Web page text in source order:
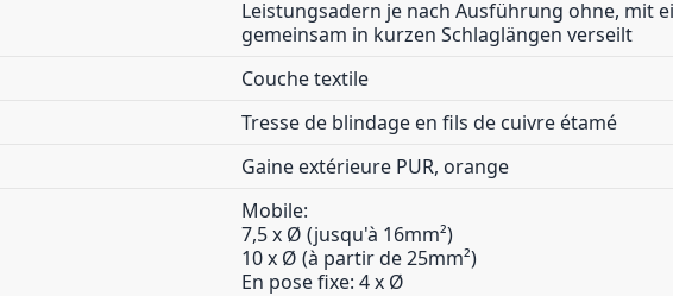
Leistungsadern je nach Ausführung ohne, mit
gemeinsam in kurzen Schlaglängen verseilt
Couche textile
Tresse de blindage en fils de cuivre étamé
Gaine extérieure PUR, orange
Mobile:
7,5 x Ø (jusqu'à 16mm²)
10 x Ø (à partir de 25mm²)
En pose fixe: 4 x Ø